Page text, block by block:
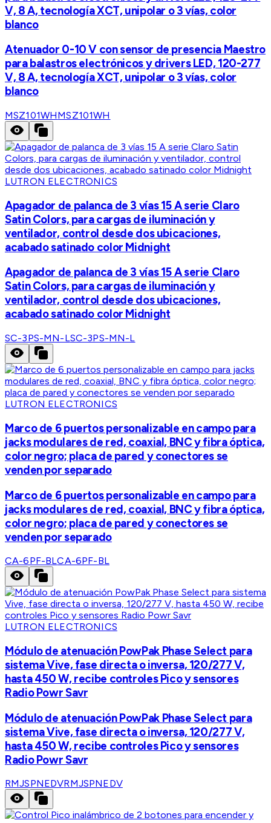
V, 8 A, tecnología XCT, unipolar o 3 vías, color
blanco
Atenuador 0-10 V con sensor de presencia Maestro
para balastros electrónicos y drivers LED, 120-277
V, 8 A, tecnología XCT, unipolar o 3 vías, color
blanco
MSZ101WHMSZ101WH
LUTRON ELECTRONICS
Apagador de palanca de 3 vías 15 A serie Claro
Satin Colors, para cargas de iluminación y
ventilador, control desde dos ubicaciones,
acabado satinado color Midnight
Apagador de palanca de 3 vías 15 A serie Claro
Satin Colors, para cargas de iluminación y
ventilador, control desde dos ubicaciones,
acabado satinado color Midnight
SC-3PS-MN-LSC-3PS-MN-L
LUTRON ELECTRONICS
Marco de 6 puertos personalizable en campo para
jacks modulares de red, coaxial, BNC y fibra óptica,
color negro; placa de pared y conectores se
venden por separado
Marco de 6 puertos personalizable en campo para
jacks modulares de red, coaxial, BNC y fibra óptica,
color negro; placa de pared y conectores se
venden por separado
CA-6PF-BLCA-6PF-BL
LUTRON ELECTRONICS
Módulo de atenuación PowPak Phase Select para
sistema Vive, fase directa o inversa, 120/277 V,
hasta 450 W, recibe controles Pico y sensores
Radio Powr Savr
Módulo de atenuación PowPak Phase Select para
sistema Vive, fase directa o inversa, 120/277 V,
hasta 450 W, recibe controles Pico y sensores
Radio Powr Savr
RMJSPNEDVRMJSPNEDV